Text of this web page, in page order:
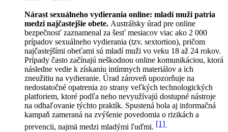
Nárast sexuálneho vydierania online: mladí muži patria
medzi najčastejšie obete. Austrálsky úrad pre online
bezpečnosť zaznamenal za šesť mesiacov viac ako 2 000
prípadov sexuálneho vydierania (tzv. sextortion), pričom
najčastejšími obeťami sú mladí muži vo veku 18 až 24 rokov.
Prípady často začínajú neškodnou online komunikáciou, ktorá
následne vedie k získaniu intímnych materiálov a ich
zneužitiu na vydieranie. Úrad zároveň upozorňuje na
nedostatočné opatrenia zo strany veľkých technologických
platforiem, ktoré podľa neho nevyužívajú dostupné nástroje
na odhaľovanie týchto praktík. Spustená bola aj informačná
kampaň zameraná na zvýšenie povedomia o rizikách a
prevencii, najmä medzi mladými ľuďmi. [1]